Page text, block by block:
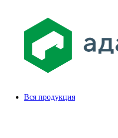
Вся продукция